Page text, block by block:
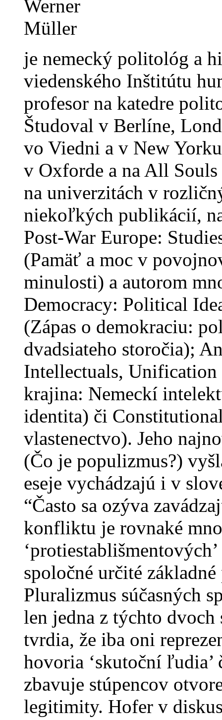
je nemecký politológ a
viedenského Inštitútu
profesor na katedre
Študoval v Berlíne,
vo Viedni a v New
v Oxforde a na All
na univerzitách v
niekoľkých publikácií,
Post-War Europe:
(Pamäť a moc v
minulosti) a autorom
Democracy: Political
(Zápas o demokraciu:
dvadsiateho storočia);
Intellectuals,
krajina: Nemeckí
identita) či
vlastenectvo). Jeho
(Čo je populizmus?)
eseje vychádzajú i v
“Často sa ozýva
konfliktu je rovnaké
spoločné určité
Pluralizmus súčasných
len jedna z týchto
tvrdia, že iba oni
hovoria ‘skutoční ľudia’
zbavuje stúpencov
legitimity. Hofer v